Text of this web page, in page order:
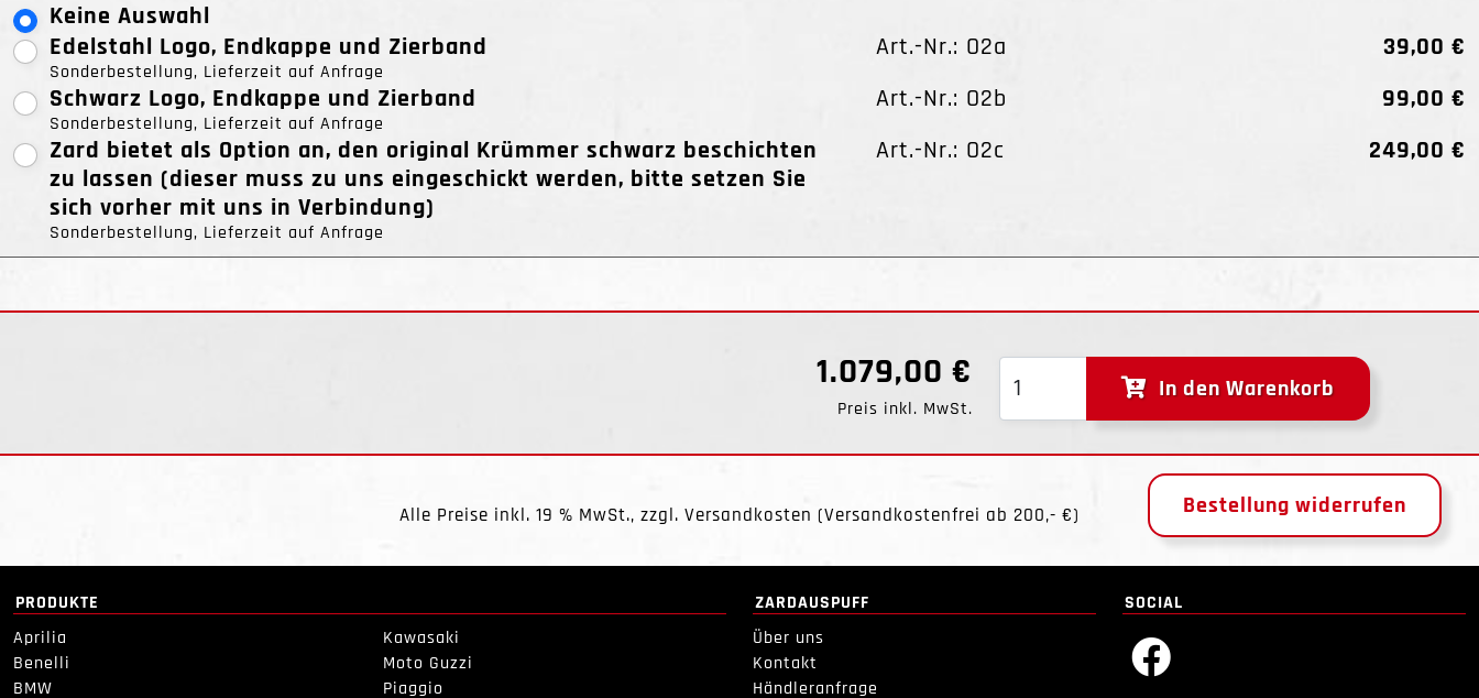
Keine Auswahl
Edelstahl Logo, Endkappe und Zierband
Sonderbestellung, Lieferzeit auf Anfrage
Art.-Nr.: O2a
39,00 €
Schwarz Logo, Endkappe und Zierband
Sonderbestellung, Lieferzeit auf Anfrage
Art.-Nr.: O2b
99,00 €
Zard bietet als Option an, den original Krümmer schwarz beschichten
zu lassen (dieser muss zu uns eingeschickt werden, bitte setzen Sie
sich vorher mit uns in Verbindung)
Sonderbestellung, Lieferzeit auf Anfrage
Art.-Nr.: O2c 249,00 €
1.079,00 €
Preis inkl. MwSt.
In den Warenkorb
Alle Preise inkl. 19 % MwSt., zzgl. Versandkosten (Versandkostenfrei ab 200,- €) Bestellung widerrufen
PRODUKTE
Aprilia
Benelli
BMW
Kawasaki
Moto Guzzi
Piaggio
ZARDAUSPUFF
Über uns
Kontakt
Händleranfrage
SOCIAL